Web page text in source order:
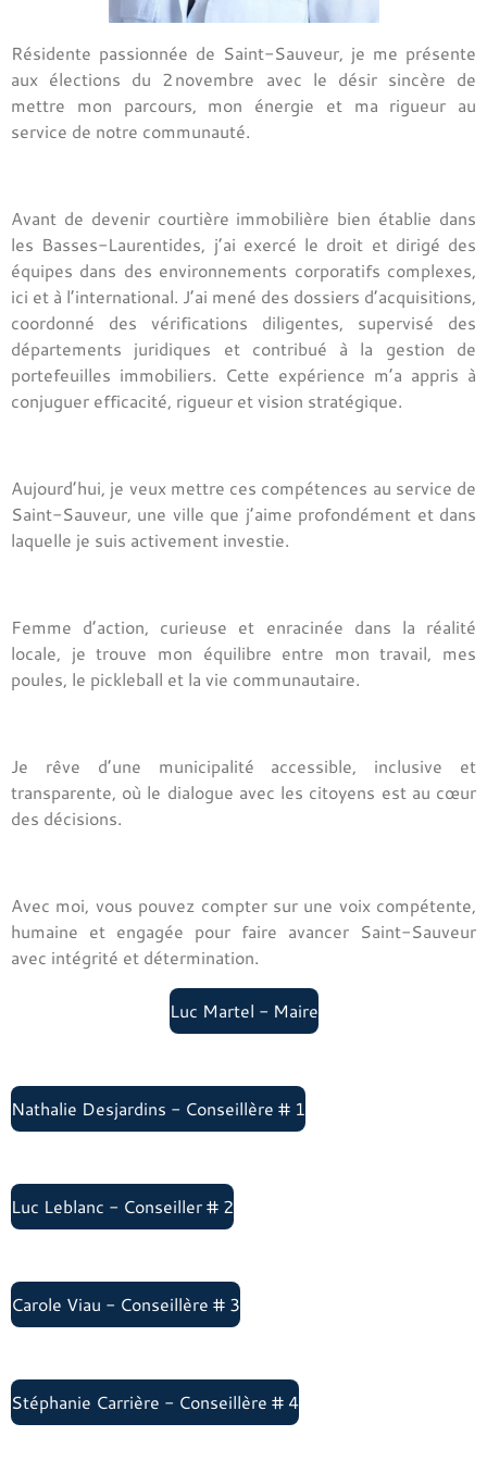
Résidente passionnée de Saint-Sauveur, je me présente
aux élections du 2 novembre avec le désir sincère de
mettre mon parcours, mon énergie et ma rigueur au
service de notre communauté.
Avant de devenir courtière immobilière bien établie dans
les Basses-Laurentides, j’ai exercé le droit et dirigé des
équipes dans des environnements corporatifs complexes,
ici et à l’international. J’ai mené des dossiers d’acquisitions,
coordonné des vérifications diligentes, supervisé des
départements juridiques et contribué à la gestion de
portefeuilles immobiliers. Cette expérience m’a appris à
conjuguer efficacité, rigueur et vision stratégique.
Aujourd’hui, je veux mettre ces compétences au service de
Saint-Sauveur, une ville que j’aime profondément et dans
laquelle je suis activement investie.
Femme d’action, curieuse et enracinée dans la réalité
locale, je trouve mon équilibre entre mon travail, mes
poules, le pickleball et la vie communautaire.
Je rêve d’une municipalité accessible, inclusive et
transparente, où le dialogue avec les citoyens est au cœur
des décisions.
Avec moi, vous pouvez compter sur une voix compétente,
humaine et engagée pour faire avancer Saint-Sauveur
avec intégrité et détermination.
Luc Martel - Maire
Nathalie Desjardins - Conseillère # 1
Luc Leblanc - Conseiller # 2
Carole Viau - Conseillère # 3
Stéphanie Carrière - Conseillère # 4